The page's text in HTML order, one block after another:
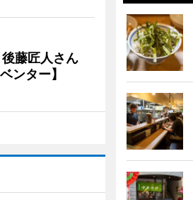
藤匠人さん
ンター】